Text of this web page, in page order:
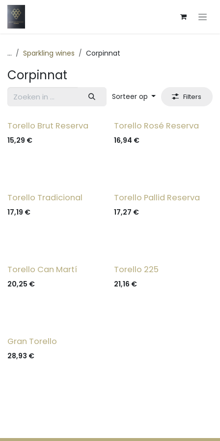
Overslaan naar inhoud
... Sparkling wines Corpinnat
Corpinnat
Sorteer op Filters
Torello Brut Reserva
15,29 €
Torello Rosé Reserva
16,94 €
Torello Tradicional
17,19 €
Torello Pallid Reserva
17,27 €
Torello Can Martí
20,25 €
Torello 225
21,16 €
Gran Torello
28,93 €